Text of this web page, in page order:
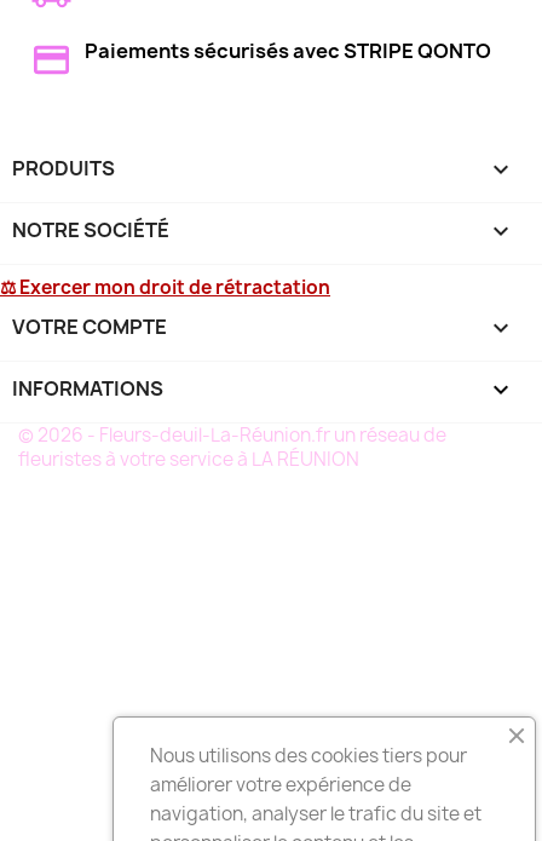
Paiements sécurisés avec STRIPE QONTO
PRODUITS 
NOTRE SOCIÉTÉ 
⚖ Exercer mon droit de rétractation
VOTRE COMPTE 
INFORMATIONS keyboard_arrow_down
© 2026 - Fleurs-deuil-La-Réunion.fr un réseau de
fleuristes à votre service à LA RÉUNION
Nous utilisons des cookies tiers pour
améliorer votre expérience de
navigation, analyser le trafic du site et